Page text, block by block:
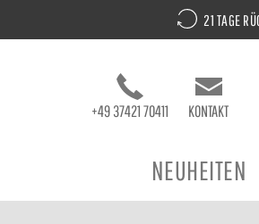
21 TAGE
+49 37421 70411 KONTAKT
NEUHEITEN